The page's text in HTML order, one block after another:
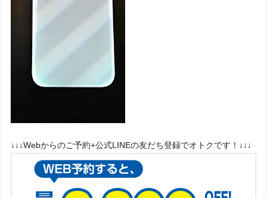
↓↓↓Webからのご予約+公式LINEの友だち登録でオトクです！↓↓↓